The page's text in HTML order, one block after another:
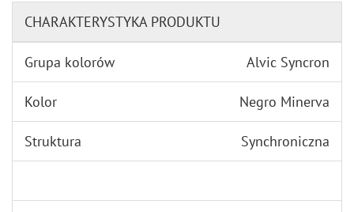
CHARAKTERYSTYKA PRODUKTU
Grupa kolorów Alvic Syncron
Kolor Negro Minerva
Struktura Synchroniczna